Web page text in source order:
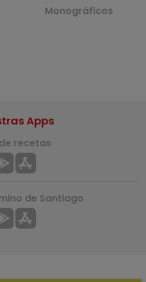
Monográficos
Apps
recetas
de Santiago